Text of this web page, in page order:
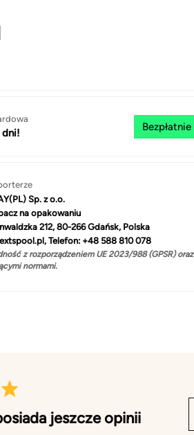
dni!
Bezpłatnie
Sp. z o.o.
na opakowaniu
212, 80-266 Gdańsk, Polska
Telefon: +48 588 810 078
z rozporządzeniem UE 2023/988 (GPSR) oraz
normami.
jeszcze opinii